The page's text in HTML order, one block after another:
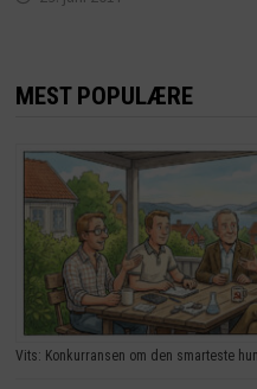
MEST POPULÆRE
Vits: Konkurransen om den smarteste